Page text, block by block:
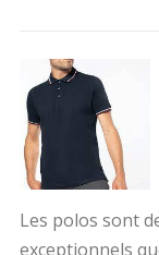
Les polos sont
exceptionnels